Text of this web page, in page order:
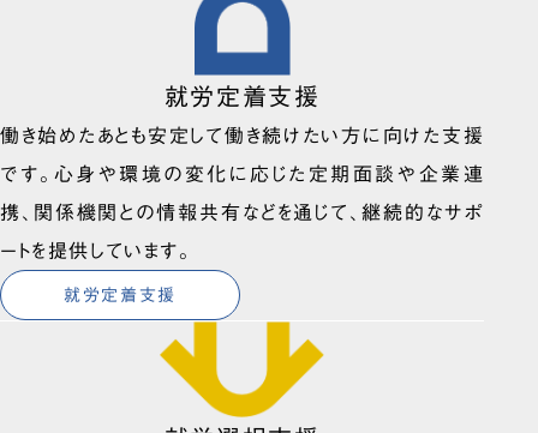
就労定着支援
働き始めたあとも安定して働き続けたい方に向けた支援
です。心身や環境の変化に応じた定期面談や企業連
携、関係機関との情報共有などを通じて、継続的なサポ
ートを提供しています。
就労定着支援